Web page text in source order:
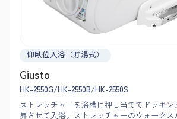
仰臥位入浴（貯湯式）
Giusto
HK-2550G/HK-2550B/HK-2550S
ストレッチャーを浴槽に押し当ててドッキ
昇させて入浴。ストレッチャーのウォークス